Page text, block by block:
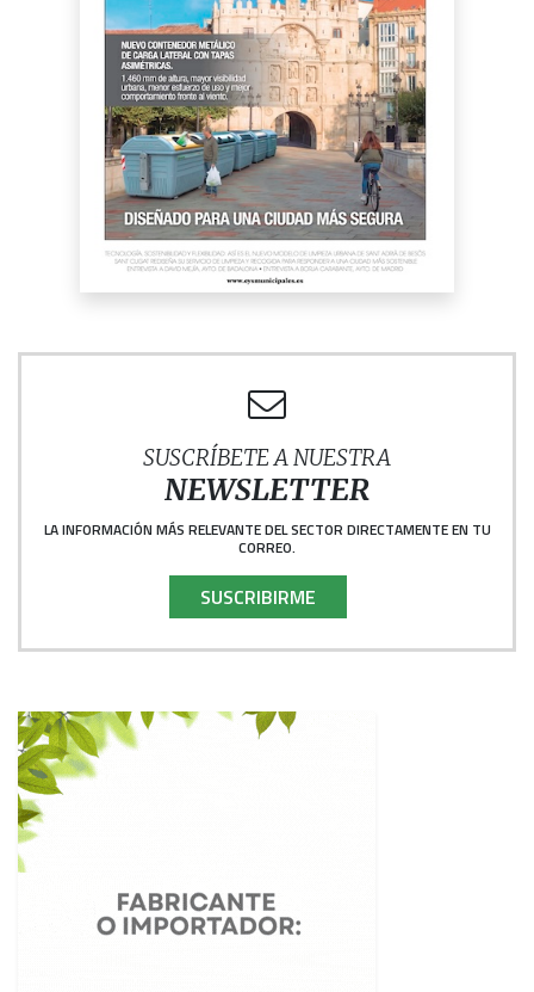
SUSCRÍBETE A NUESTRA
NEWSLETTER
LA INFORMACIÓN MÁS RELEVANTE DEL SECTOR DIRECTAMENTE EN TU
CORREO.
SUSCRIBIRME